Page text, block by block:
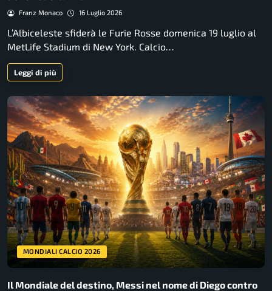
Franz Monaco 16 Luglio 2026
L’Albiceleste sfiderà le Furie Rosse domenica 19 luglio al
MetLife Stadium di New York. Calcio…
Leggi di più
MONDIALI CALCIO 2026
Il Mondiale del destino, Messi nel nome di Diego contro